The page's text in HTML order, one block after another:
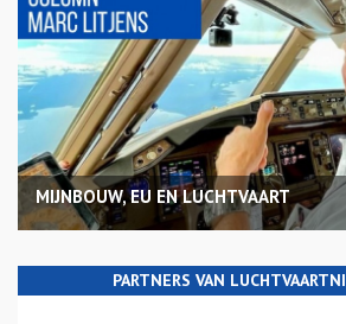
MIJNBOUW, EU EN LUCHTVAART
PARTNERS VAN